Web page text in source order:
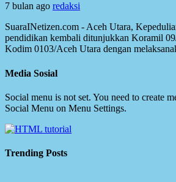
7 bulan ago redaksi
SuaraINetizen.com - Aceh Utara,
pendidikan kembali ditunjukkan Koramil
Kodim 0103/Aceh Utara dengan
Media Sosial
Social menu is not set. You need to create
Social Menu on Menu Settings.
Trending Posts